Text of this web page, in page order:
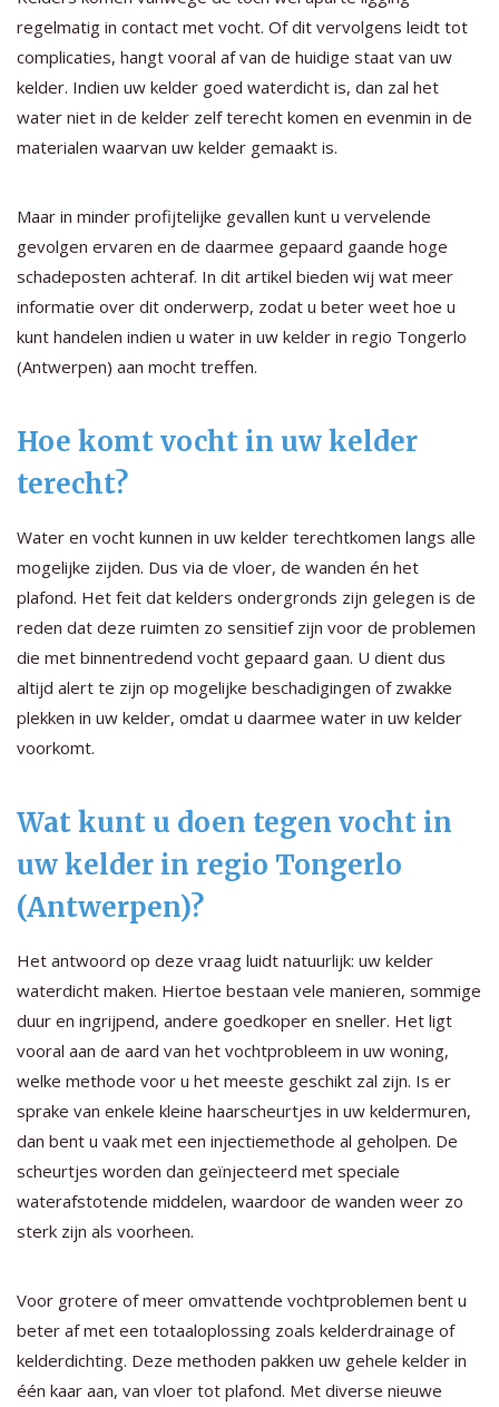
regelmatig in contact met vocht. Of dit vervolgens leidt tot
complicaties, hangt vooral af van de huidige staat van uw
kelder. Indien uw kelder goed waterdicht is, dan zal het
water niet in de kelder zelf terecht komen en evenmin in de
materialen waarvan uw kelder gemaakt is.
Maar in minder profijtelijke gevallen kunt u vervelende
gevolgen ervaren en de daarmee gepaard gaande hoge
schadeposten achteraf. In dit artikel bieden wij wat meer
informatie over dit onderwerp, zodat u beter weet hoe u
kunt handelen indien u water in uw kelder in regio Tongerlo
(Antwerpen) aan mocht treffen.
Hoe komt vocht in uw kelder
terecht?
Water en vocht kunnen in uw kelder terechtkomen langs alle
mogelijke zijden. Dus via de vloer, de wanden én het
plafond. Het feit dat kelders ondergronds zijn gelegen is de
reden dat deze ruimten zo sensitief zijn voor de problemen
die met binnentredend vocht gepaard gaan. U dient dus
altijd alert te zijn op mogelijke beschadigingen of zwakke
plekken in uw kelder, omdat u daarmee water in uw kelder
voorkomt.
Wat kunt u doen tegen vocht in
uw kelder in regio Tongerlo
(Antwerpen)?
Het antwoord op deze vraag luidt natuurlijk: uw kelder
waterdicht maken. Hiertoe bestaan vele manieren, sommige
duur en ingrijpend, andere goedkoper en sneller. Het ligt
vooral aan de aard van het vochtprobleem in uw woning,
welke methode voor u het meeste geschikt zal zijn. Is er
sprake van enkele kleine haarscheurtjes in uw keldermuren,
dan bent u vaak met een injectiemethode al geholpen. De
scheurtjes worden dan geïnjecteerd met speciale
waterafstotende middelen, waardoor de wanden weer zo
sterk zijn als voorheen.
Voor grotere of meer omvattende vochtproblemen bent u
beter af met een totaaloplossing zoals kelderdrainage of
kelderdichting. Deze methoden pakken uw gehele kelder in
één kaar aan, van vloer tot plafond. Met diverse nieuwe